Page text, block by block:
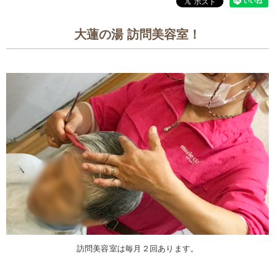
大蓮の湯 訪問美容室！
訪問美容室は毎月２回あります。